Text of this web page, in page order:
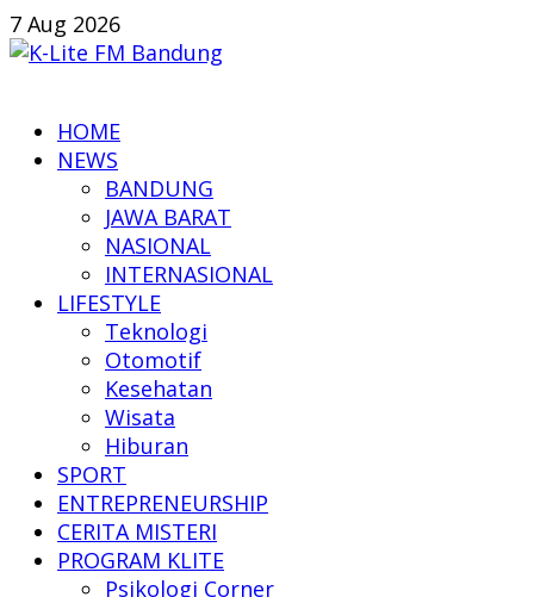
Skip
to
7 Aug 2026
Lite
Bandung
News
HOME
NEWS
BANDUNG
JAWA BARAT
NASIONAL
INTERNASIONAL
LIFESTYLE
Teknologi
Otomotif
Kesehatan
Wisata
Hiburan
SPORT
ENTREPRENEURSHIP
CERITA MISTERI
PROGRAM KLITE
Psikologi Corner